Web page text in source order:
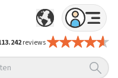
reviews